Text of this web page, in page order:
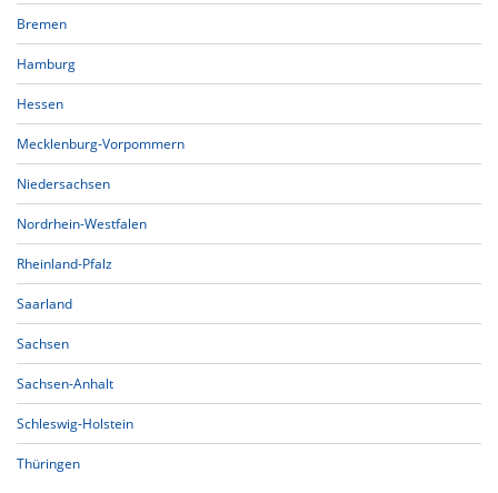
Bremen
Hamburg
Hessen
Mecklenburg-Vorpommern
Niedersachsen
Nordrhein-Westfalen
Rheinland-Pfalz
Saarland
Sachsen
Sachsen-Anhalt
Schleswig-Holstein
Thüringen